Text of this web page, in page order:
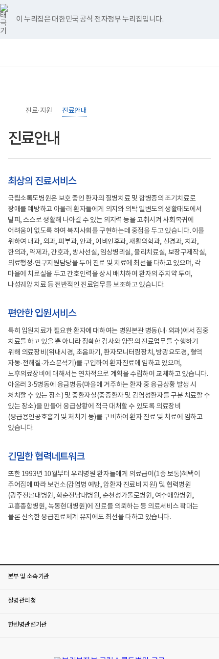
이 누리집은 대한민국 공식 전자정부 누리집입니다.
너
비
767px
이
하
록
원
로
검
메
홈
>
진료·지원
>
진료안내
진료안내
본
문
시
작
최상의 진료서비스
국립소록도병원은 보호 중인 환자의 질병치료 및 합병증의 조기치료로
장애를 예방하고 아울러 환자들에게 의지와 의탁 일변도의 생활태도에서
탈피, 스스로 생활해 나아갈 수 있는 의지력 등을 고취시켜 사회복귀에
어려움이 없도록 하여 복지사회를 구현하는데 중점을 두고 있습니다. 이를
위하여 내과, 외과, 피부과, 안과, 이비인후과, 재활의학과, 신경과, 치과,
한의과, 약제과, 간호과, 방사선실, 임상병리실, 물리치료실, 보장구제작실,
의료행정·연구지원담당을 두어 진료 및 치료에 최선을 다하고 있으며, 각
마을에 치료실을 두고 간호인력을 상시 배치하여 환자의 주치약 투여,
나성궤양 치료 등 전반적인 진료업무를 보조하고 있습니다.
편안한 입원서비스
특히 입원치료가 필요한 환자에 대하여는 병원본관 병동(내·외과)에서 집중
치료를 하고 있을 뿐 아니라 정확한 검사와 양질의 진료업무를 수행하기
위해 의료장비(위내시경, 초음파기, 환자모니터링장치, 방광요도경, 혈액
자동·전해질·가스분석기)를 구입하여 환자진료에 임하고 있으며,
노후의료장비에 대해서는 연차적으로 계획을 수립하여 교체하고 있습니다.
아울러 3·5병동에 응급병동(마을에 거주하는 환자 중 응급상황 발생 시
처치할 수 있는 장소) 및 중환자실(중증환자 및 감염성환자를 구분 치료할 수
있는 장소)을 만들어 응급상황에 적극 대처할 수 있도록 의료장비
(응급용인공호흡기 및 처치기 등)를 구비하여 환자 진료 및 치료에 임하고
있습니다.
긴밀한 협력네트워크
또한 1993년 10월부터 우리병원 환자들에게 의료급여(1종 보통)혜택이
주어짐에 따라 보건소(감염병 예방, 암환자 진료비 지원) 및 협력병원
(광주전남대병원, 화순전남대병원, 순천성가롤로병원, 여수애양병원,
고흥종합병원, 녹동현대병원)에 진료를 의뢰하는 등 의료서비스 확대는
물론 신속한 응급진료체계 유지에도 최선을 다하고 있습니다.
본
문
종
료
본부 및 소속기관
질병관리청
한센병관련기관